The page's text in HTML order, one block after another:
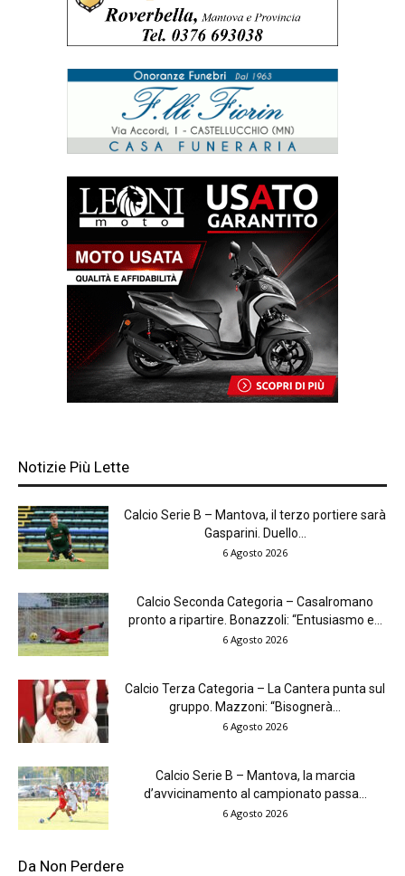
Notizie Più Lette
Calcio Serie B – Mantova, il terzo portiere sarà
Gasparini. Duello...
6 Agosto 2026
Calcio Seconda Categoria – Casalromano
pronto a ripartire. Bonazzoli: “Entusiasmo e...
6 Agosto 2026
Calcio Terza Categoria – La Cantera punta sul
gruppo. Mazzoni: “Bisognerà...
6 Agosto 2026
Calcio Serie B – Mantova, la marcia
d’avvicinamento al campionato passa...
6 Agosto 2026
Da Non Perdere